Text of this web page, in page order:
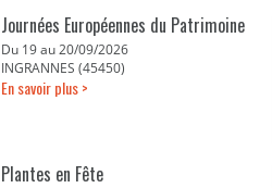
Journées Européennes du Patrimoine
Du 19 au 20/09/2026
INGRANNES (45450)
En savoir plus >
Plantes en Fête